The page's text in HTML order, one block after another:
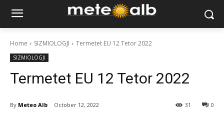
Home SIZMIOLOGJI Termetet EU 12 Tetor 2022
SIZMIOLOGJI
Termetet EU 12 Tetor 2022
By Meteo Alb October 12, 2022 0
31